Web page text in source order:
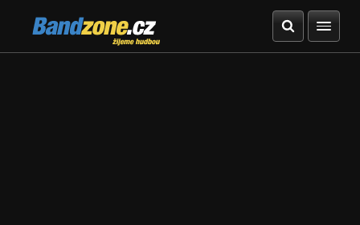
Bandzone.cz
žijeme hudbou